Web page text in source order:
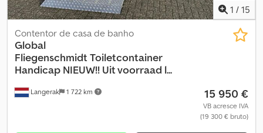
1 / 15
Langerak 1 722 km
Contentor de casa de banho
Global
Fliegenschmidt Toiletcontainer
Handicap NIEUW!! Uit voorraad l...
15 950 €
VB acresce IVA
(19 300 € bruto)